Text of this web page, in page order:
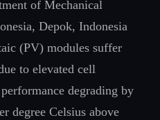
of Mechanical
Depok, Indonesia
(PV) modules suffer
to elevated cell
degrading by
degree Celsius above